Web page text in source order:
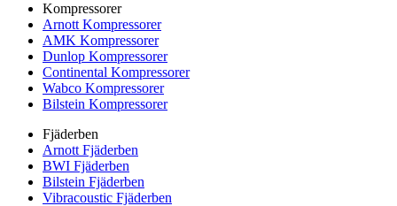
Kompressorer
Arnott Kompressorer
AMK Kompressorer
Dunlop Kompressorer
Continental Kompressorer
Wabco Kompressorer
Bilstein Kompressorer
Fjäderben
Arnott Fjäderben
BWI Fjäderben
Bilstein Fjäderben
Vibracoustic Fjäderben